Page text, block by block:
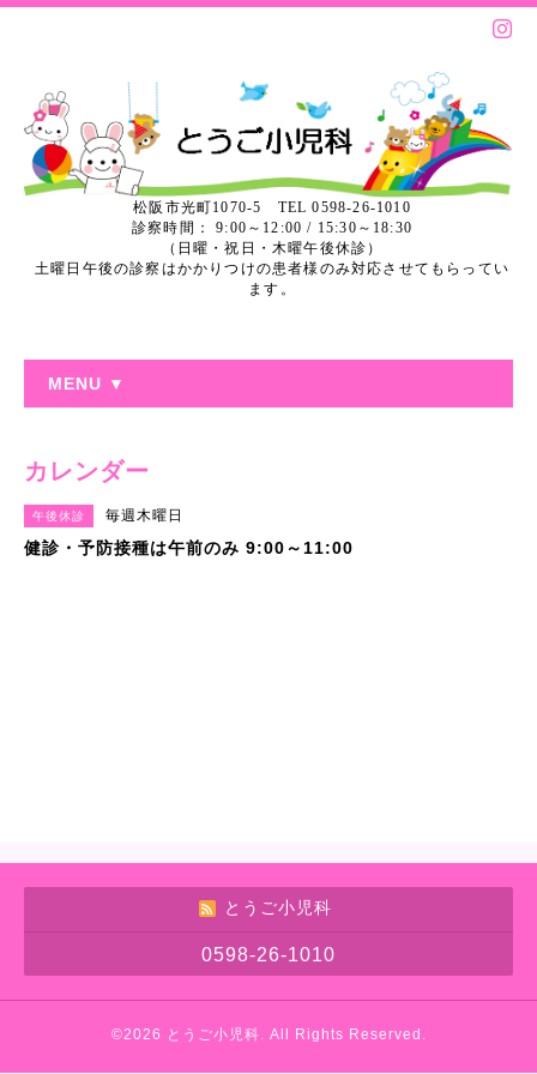
松阪市光町1070-5 TEL 0598-26-1010
診察時間： 9:00～12:00 / 15:30～18:30
（日曜・祝日・木曜午後休診）
土曜日午後の診察はかかりつけの患者様のみ対応させてもらってい
ます。
MENU ▼
カレンダー
午後休診 毎週木曜日
健診・予防接種は午前のみ 9:00～11:00
とうご小児科
0598-26-1010
©2026 とうご小児科 . All Rights Reserved.